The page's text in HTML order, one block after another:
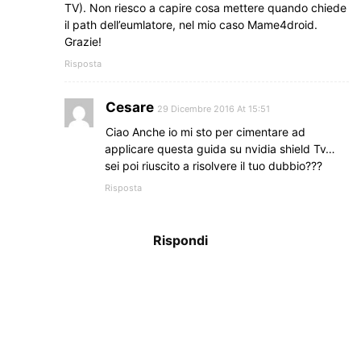
TV). Non riesco a capire cosa mettere quando chiede
il path dell’eumlatore, nel mio caso Mame4droid.
Grazie!
Risposta
Cesare 29 Dicembre 2016 At 15:51
Ciao Anche io mi sto per cimentare ad
applicare questa guida su nvidia shield Tv…
sei poi riuscito a risolvere il tuo dubbio???
Risposta
Rispondi